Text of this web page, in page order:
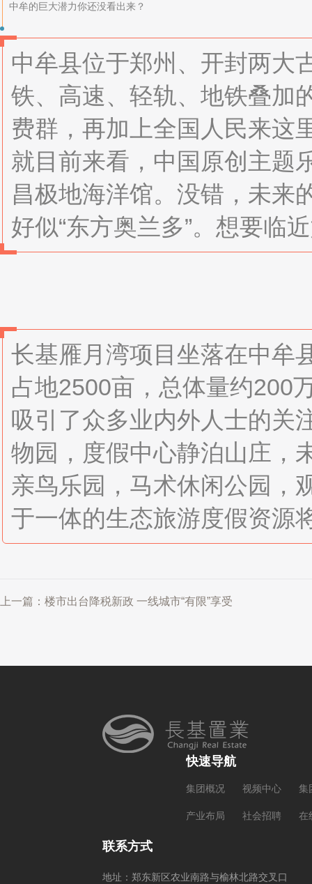
中牟的巨大潜力你还没看出来？
中牟县位于郑州、开封两大
铁、高速、轻轨、地铁叠加
费群，再加上全国人民来这
就目前来看，中国原创主
昌极地海洋馆。没错，未来
好似“东方奥兰多”。想要临
长基雁月湾项目坐落在中牟
占地2500亩，总体量约200
吸引了众多业内外人士的关
物园，度假中心静泊山庄，
亲鸟乐园，马术休闲公园，
于一体的生态旅游度假资源
上一篇：楼市出台降税新政 一线城市“有限”享受
快速导航
集团概况 视频中心 集
产业布局 社会招聘 在
联系方式
地址：郑东新区农业南路与榆林北路交叉口